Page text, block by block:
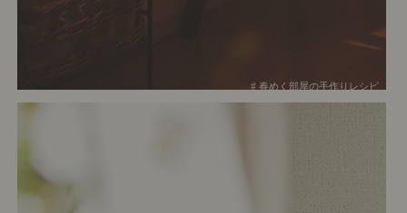
# 春めく部屋の手作りレシピ